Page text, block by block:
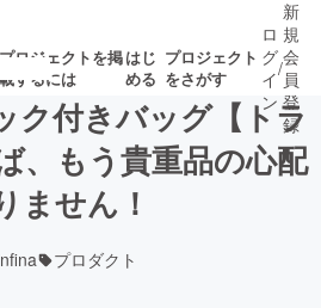
プロジェクトを掲
載するには
はじ
める
プロジェクト
をさがす
新着プロ募集終了が近いプ
ロ
グ
イ
ン
/
新
規
会
員
登
録
ク付きバッグ【トラ
、もう貴重品の心配
ません！
プロダクト